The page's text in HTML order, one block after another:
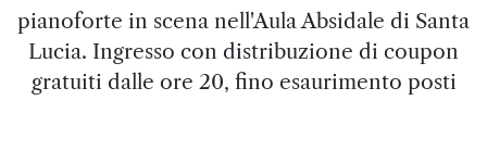
pianoforte in scena nell'Aula Absidale di Santa
Lucia. Ingresso con distribuzione di coupon
gratuiti dalle ore 20, fino esaurimento posti